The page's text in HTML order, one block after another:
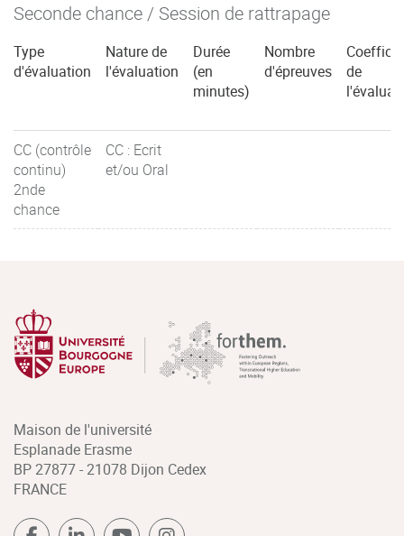
Seconde chance / Session de rattrapage
Type
d'évaluation
Nature de
l'évaluation
Durée
(en
minutes)
Nombre
d'épreuves
de
CC (contrôle
continu)
2nde
chance
CC : Ecrit
et/ou Oral
Maison de l'université
Esplanade Erasme
BP 27877 - 21078 Dijon Cedex
FRANCE